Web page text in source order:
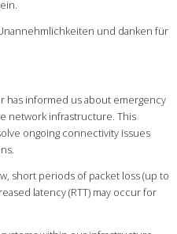
und danken für
has informed us about emergency
network infrastructure. This
ongoing connectivity issues
short periods of packet loss (up to
latency (RTT) may occur for